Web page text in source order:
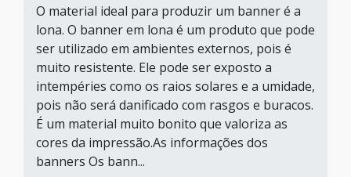
O material ideal para produzir um banner é a
lona. O banner em lona é um produto que pode
ser utilizado em ambientes externos, pois é
muito resistente. Ele pode ser exposto a
intempéries como os raios solares e a umidade,
pois não será danificado com rasgos e buracos.
É um material muito bonito que valoriza as
cores da impressão.As informações dos
banners Os bann...